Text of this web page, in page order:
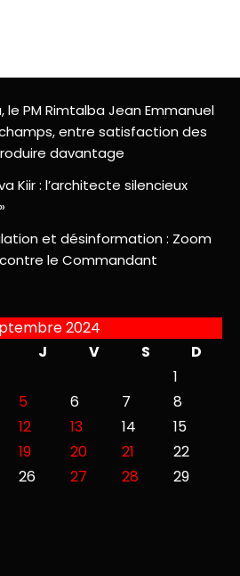
le PM Rimtalba Jean Emmanuel
entre satisfaction des
davantage
Kiir : l’architecte silencieux
et désinformation : Zoom
le Commandant
2024
J V S
D
1
5 6 7
8
12 13 14
15
19 20 21
22
26 27 28
29